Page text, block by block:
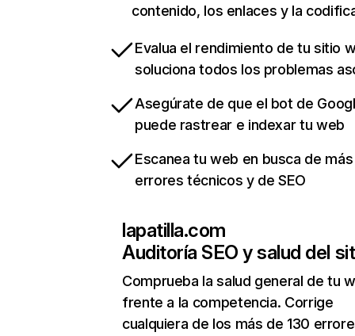
contenido, los enlaces y la
Evalua el rendimiento de tu sitio
soluciona todos los problemas
Asegúrate de que el bot de
puede rastrear e indexar tu web
Escanea tu web en busca de
errores técnicos y de SEO
lapatilla.com
Auditoría SEO y salud del
Comprueba la salud general de tu
frente a la competencia. Corrige
cualquiera de los más de 130